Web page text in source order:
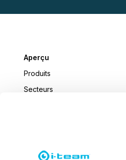
Aperçu
Produits
Secteurs